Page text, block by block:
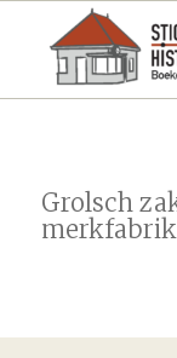
Grolsch